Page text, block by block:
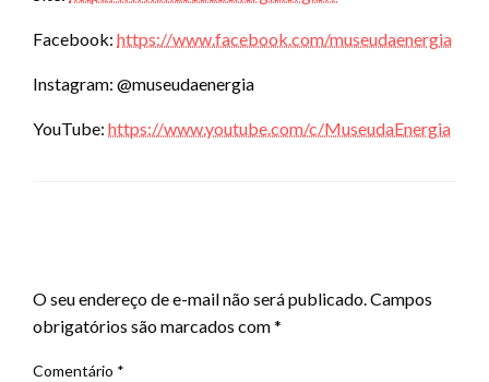
Facebook: https://www.facebook.com/museudaenergia
Instagram: @museudaenergia
YouTube: https://www.youtube.com/c/MuseudaEnergia
O seu endereço de e-mail não será publicado.Campos
obrigatórios são marcados com*
Comentário *